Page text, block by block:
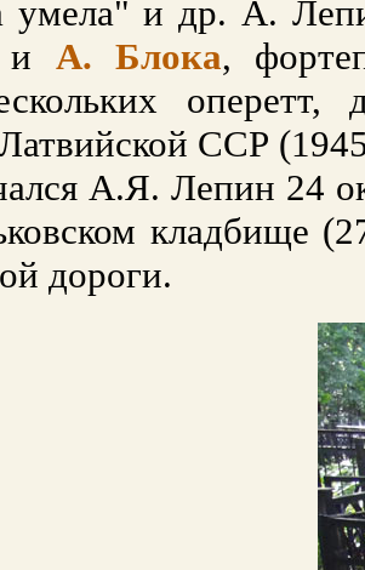
умела" и др. А.
и А. Блока,
оперетт,
ССР
А.Я. Лепин 24
кладбище
дороги.